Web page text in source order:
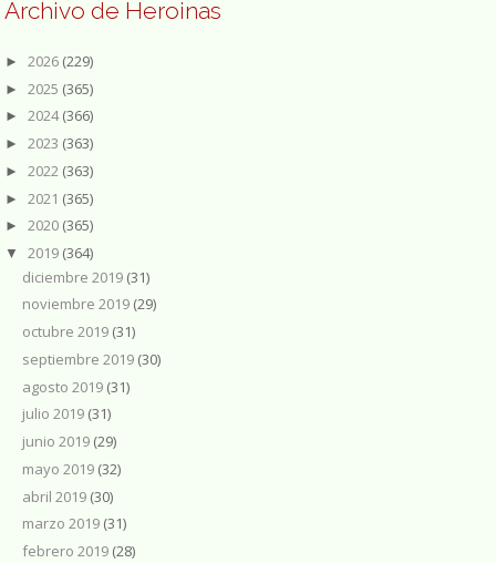
Archivo de Heroinas
► 2026 (229)
► 2025 (365)
► 2024(366)
► 2023 (363)
► 2022 (363)
► 2021 (365)
► 2020 (365)
▼ 2019 (364)
diciembre 2019 (31)
noviembre 2019 (29)
octubre 2019 (31)
septiembre 2019 (30)
agosto 2019 (31)
julio 2019 (31)
junio 2019 (29)
mayo 2019 (32)
abril 2019 (30)
marzo 2019 (31)
febrero 2019 (28)